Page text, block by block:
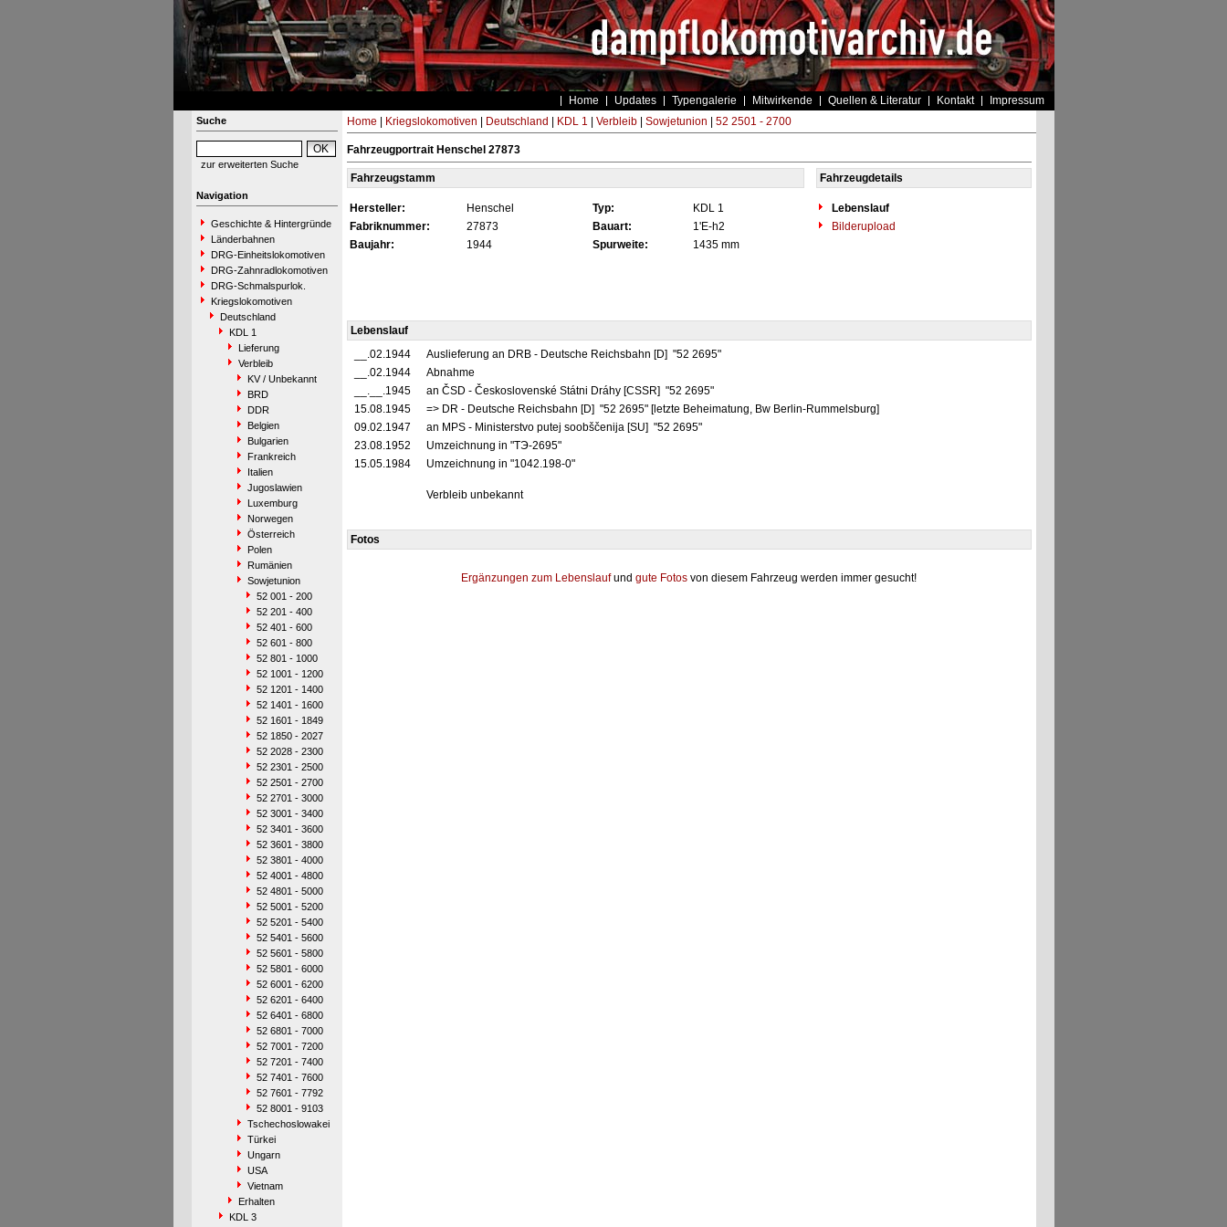
Home Updates Typengalerie Mitwirkende Quellen & Literatur Kontakt Impressum
Suche
zur erweiterten Suche
Navigation
Geschichte & Hintergründe
Länderbahnen
DRG-Einheitslokomotiven
DRG-Zahnradlokomotiven
DRG-Schmalspurlok.
Kriegslokomotiven
Deutschland
KDL 1
Lieferung
Verbleib
KV / Unbekannt
BRD
DDR
Belgien
Bulgarien
Frankreich
Italien
Jugoslawien
Luxemburg
Norwegen
Österreich
Polen
Rumänien
Sowjetunion
52 001 - 200
52 201 - 400
52 401 - 600
52 601 - 800
52 801 - 1000
52 1001 - 1200
52 1201 - 1400
52 1401 - 1600
52 1601 - 1849
52 1850 - 2027
52 2028 - 2300
52 2301 - 2500
52 2501 - 2700
52 2701 - 3000
52 3001 - 3400
52 3401 - 3600
52 3601 - 3800
52 3801 - 4000
52 4001 - 4800
52 4801 - 5000
52 5001 - 5200
52 5201 - 5400
52 5401 - 5600
52 5601 - 5800
52 5801 - 6000
52 6001 - 6200
52 6201 - 6400
52 6401 - 6800
52 6801 - 7000
52 7001 - 7200
52 7201 - 7400
52 7401 - 7600
52 7601 - 7792
52 8001 - 9103
Tschechoslowakei
Türkei
Ungarn
USA
Vietnam
Erhalten
KDL 3
Home Kriegslokomotiven Deutschland KDL 1 Verbleib| Sowjetunion 52 2501 - 2700
Fahrzeugportrait Henschel 27873
Fahrzeugstamm Fahrzeugdetails
Hersteller: Henschel Typ: KDL 1
Lebenslauf
Fabriknummer:
27873 Bauart: 1'E-h2
Bilderupload
Baujahr:
1944 Spurweite: 1435 mm
Lebenslauf
__.02.1944
Auslieferung an DRB - Deutsche Reichsbahn [D] "52 2695"
__.02.1944
Abnahme
__.__.1945
an ČSD - Československé Státni Dráhy [CSSR] "52 2695"
15.08.1945
=> DR - Deutsche Reichsbahn [D] "52 2695" [letzte Beheimatung, Bw Berlin-Rummelsburg]
09.02.1947
an MPS - Ministerstvo putej soobščenija [SU] "52 2695"
23.08.1952
Umzeichnung in "TЭ-2695"
15.05.1984
Umzeichnung in "1042.198-0"
Verbleib unbekannt
Fotos
Ergänzungen zum Lebenslaufund gute Fotos von diesem Fahrzeug werden immer gesucht!